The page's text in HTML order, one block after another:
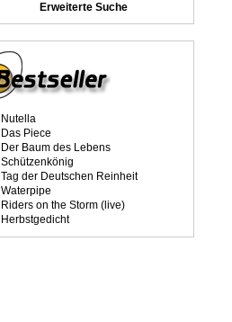
Erweiterte Suche
Nutella
Das Piece
Der Baum des Lebens
Schützenkönig
Tag der Deutschen Reinheit
Waterpipe
Riders on the Storm (live)
Herbstgedicht